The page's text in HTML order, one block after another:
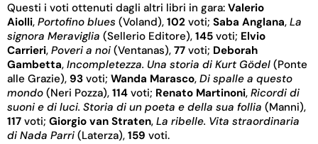
Questi i voti ottenuti dagli altri libri in gara: Valerio
Aiolli, Portofino blues (Voland), 102 voti; Saba Anglana, La
signora Meraviglia (Sellerio Editore), 145 voti; Elvio
Carrieri, Poveri a noi (Ventanas), 77 voti; Deborah
Gambetta, Incompletezza. Una storia di Kurt Gödel (Ponte
alle Grazie), 93 voti; Wanda Marasco, Di spalle a questo
mondo (Neri Pozza), 114 voti; Renato Martinoni, Ricordi di
suoni e di luci. Storia di un poeta e della sua follia (Manni),
117 voti; Giorgio van Straten, La ribelle. Vita straordinaria
di Nada Parri (Laterza), 159 voti.